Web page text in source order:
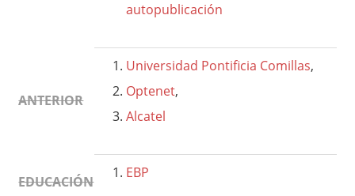
autopublicación
ANTERIOR
Universidad Pontificia Comillas,
Optenet,
Alcatel
EDUCACIÓN
EBP